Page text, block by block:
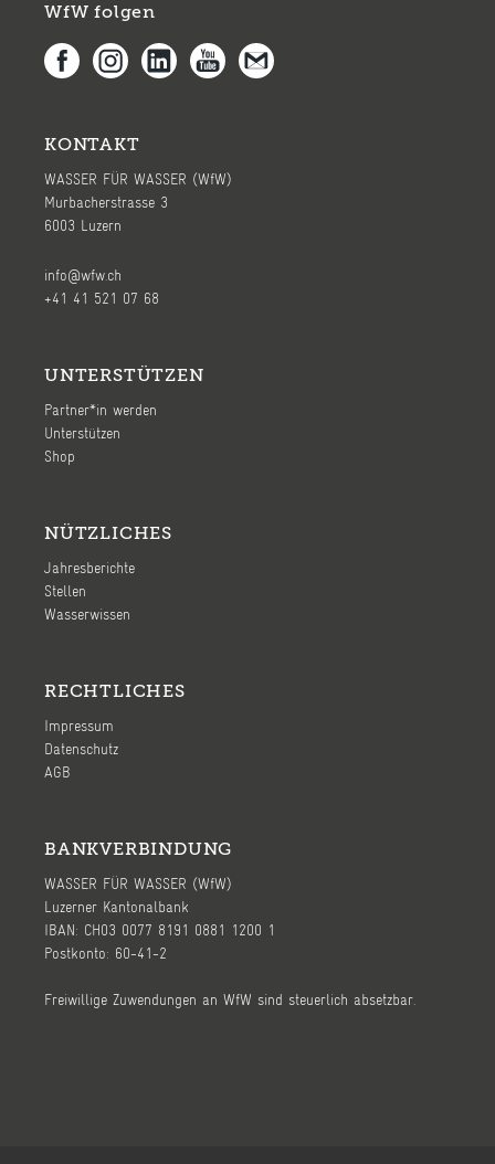
WfW folgen
KONTAKT
WASSER FÜR WASSER (WfW)
Murbacherstrasse 3
6003 Luzern
info@wfw.ch
+41 41 521 07 68
UNTERSTÜTZEN
Partner*in werden
Unterstützen
Shop
NÜTZLICHES
Jahresberichte
Stellen
Wasserwissen
RECHTLICHES
Impressum
Datenschutz
AGB
BANKVERBINDUNG
WASSER FÜR WASSER (WfW)
Luzerner Kantonalbank
IBAN: CH03 0077 8191 0881 1200 1
Postkonto: 60-41-2
Freiwillige Zuwendungen an WfW sind steuerlich absetzbar.